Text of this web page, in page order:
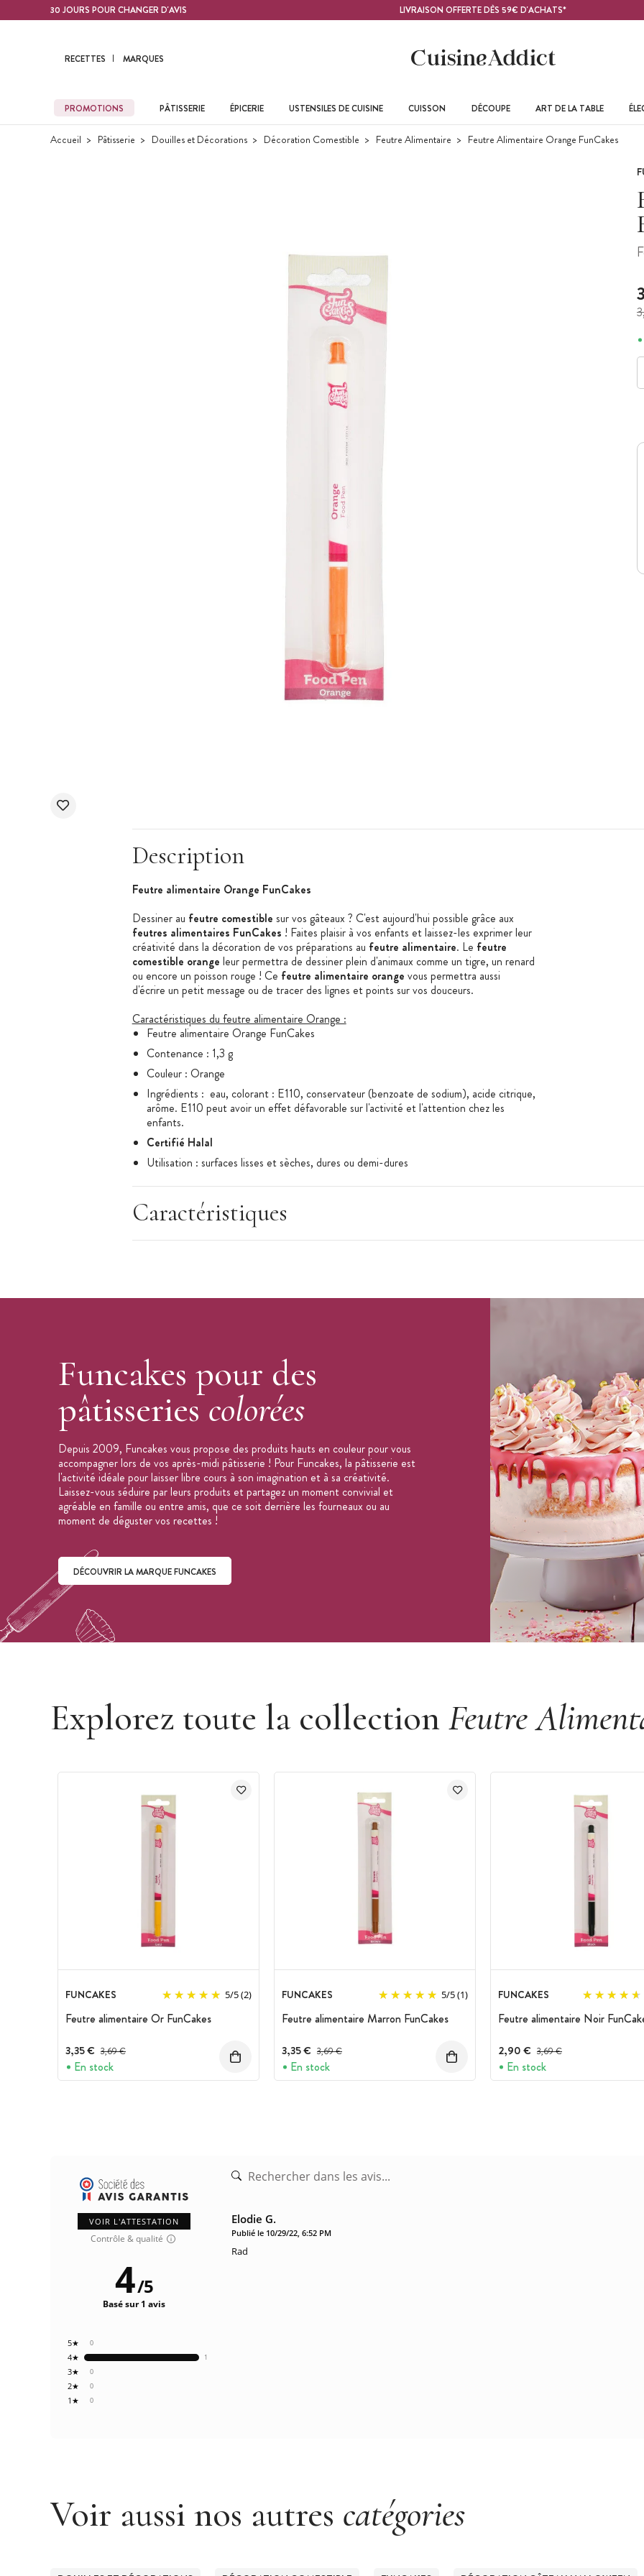
Contenu principal30 JOURS POUR CHANGER D'AVIS LIVRAISON OFFERTE DÈS 59€ D'ACHATS*
RECETTES MARQUES
PROMOTIONS PÂTISSERIE ÉPICERIE USTENSILES DE CUISINE CUISSON DÉCOUPE ART DE LA TABLE
Accueil Pâtisserie Douilles et Décorations Décoration Comestible Feutre Alimentaire Feutre Alimentaire Orange FunCakes
Description
Feutre alimentaire Orange FunCakes
Dessiner au feutre comestible sur vos gâteaux ? C'est aujourd'hui possible grâce aux
feutres alimentaires FunCakes ! Faites plaisir à vos enfants et laissez-les exprimer leur
créativité dans la décoration de vos préparations au feutre alimentaire. Le feutre
comestible orange leur permettra de dessiner plein d'animaux comme un tigre, un renard
ou encore un poisson rouge ! Ce feutre alimentaire orange vous permettra aussi
d'écrire un petit message ou de tracer des lignes et points sur vos douceurs.
Caractéristiques du feutre alimentaire Orange :
Feutre alimentaire Orange FunCakes
Contenance : 1,3 g
Couleur : Orange
Ingrédients : eau, colorant : E110, conservateur (benzoate de sodium), acide citrique,
arôme. E110 peut avoir un effet défavorable sur l'activité et l'attention chez les
enfants.
Certifié Halal
Utilisation : surfaces lisses et sèches, dures ou demi-dures
Conservation : 15°C-20°C, conserver à l'abri de la lumière et remettre le capuchon
Doses maximales d'emploi : 18,3 g/kg
Marque : FunCakes
Caractéristiques
Funcakes pour des
pâtisseriescolorées
Depuis 2009, Funcakes vous propose des produits hauts en couleur pour vous
accompagner lors de vos après-midi pâtisserie ! Pour Funcakes, la pâtisserie est
l'activité idéale pour laisser libre cours à son imagination et à sa créativité.
Laissez-vous séduire par leurs produits et partagez un moment convivial et
agréable en famille ou entre amis, que ce soit derrière les fourneaux ou au
moment de déguster vos recettes !
DÉCOUVRIR LA MARQUE FUNCAKES
Explorez toute la collection Feutre
FUNCAKES 5/5(2)
Feutre alimentaire Or FunCakes
3,35 € Prix avant réduction :
3,69 €
En stock
FUNCAKES 5/5(1)
Feutre alimentaire Marron FunCakes
3,35 € Prix avant réduction :
3,69 €
En stock
FUNCAKES
Feutre alimentaire Noir
2,90 € Prix avant réduction :
3,69 €
En stock
VOIR L'ATTESTATION
Contrôle & qualité
0
1★
0
2★
0
3★
1
4★
0
5★
4/5
Basé sur 1 avis
Elodie G.
Publié le 10/29/22, 6:52 PM
Rad
Voir aussi nos autres catégories